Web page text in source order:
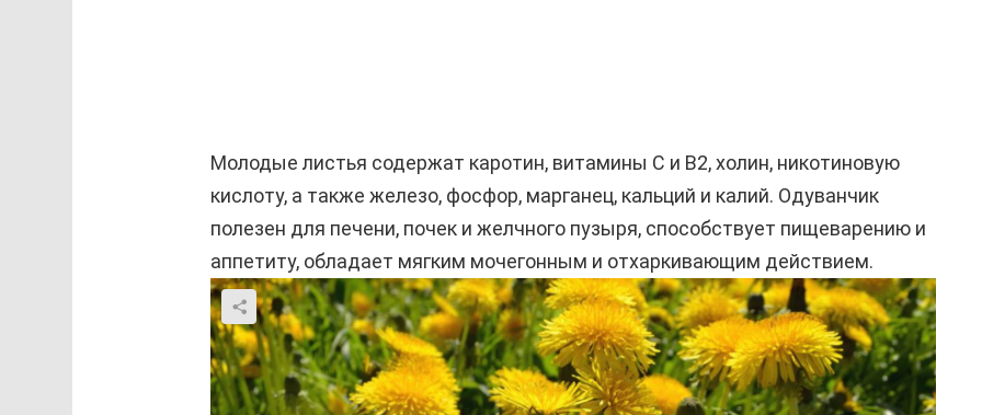
Молодые листья содержат каротин, витамины C и B2, холин, никотиновую
кислоту, а также железо, фосфор, марганец, кальций и калий. Одуванчик
полезен для печени, почек и желчного пузыря, способствует пищеварению и
аппетиту, обладает мягким мочегонным и отхаркивающим действием.